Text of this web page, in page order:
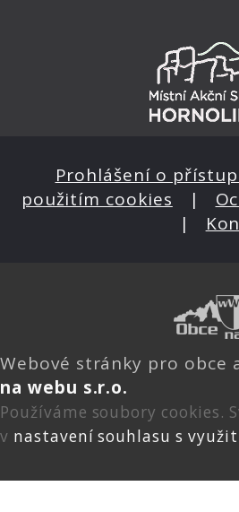
Prohlášení o
použitím cookies |
|
Webové stránky pro obce
na webu s.r.o.
Používáme soubory cookies.
v nastavení souhlasu s